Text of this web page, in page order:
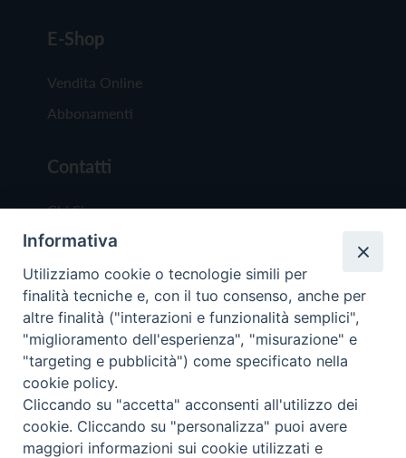
E-Shop
Vendita Online
Abbonamenti
Contatti
Chi Siamo
Redazione
Scrivici
Copyright © 2019 - Tutti i diritti riservati - Vita
Trentina Editrice
Informativa
Utilizziamo cookie o tecnologie simili per
finalità tecniche e, con il tuo consenso, anche per
altre finalità ("interazioni e funzionalità semplici",
"miglioramento dell'esperienza", "misurazione" e
"targeting e pubblicità") come specificato nella
cookie policy.
Cliccando su "accetta" acconsenti all'utilizzo dei
cookie. Cliccando su "personalizza" puoi avere
maggiori informazioni sui cookie utilizzati e